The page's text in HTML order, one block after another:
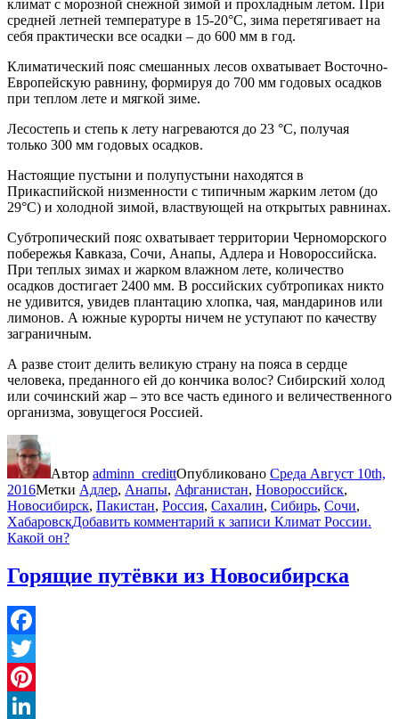
климат с морозной снежной зимой и прохладным летом. При
средней летней температуре в 15-20°С, зима перетягивает на
себя практически все осадки – до 600 мм в год.
Климатический пояс смешанных лесов охватывает Восточно-
Европейскую равнину, формируя до 700 мм годовых осадков
при теплом лете и мягкой зиме.
Лесостепь и степь к лету нагреваются до 23 °С, получая
только 300 мм годовых осадков.
Настоящие пустыни и полупустыни находятся в
Прикаспийской низменности с типичным жарким летом (до
29°С) и холодной зимой, властвующей на открытых равнинах.
Субтропический пояс охватывает территории Черноморского
побережья Кавказа, Сочи, Анапы, Адлера и Новороссийска.
При теплых зимах и жарком влажном лете, количество
осадков достигает 2400 мм. В российских субтропиках никто
не удивится, увидев плантацию хлопка, чая, мандаринов или
лимонов. А южные курорты ничем не уступают по качеству
заграничным.
А разве стоит делить великую страну на пояса в сердце
человека, преданного ей до кончика волос? Сибирский холод
или сочинский жар – это все часть единого и величественного
организма, зовущегося Россией.
Автор adminn_credittОпубликовано Среда Август 10th,
2016Метки Адлер, Анапы, Афганистан, Новороссийск,
Новосибирск, Пакистан, Россия, Сахалин, Сибирь, Сочи,
ХабаровскДобавить комментарий к записи Климат России.
Какой он?
Горящие путёвки из Новосибирска
Facebook
Twitter
Pinterest